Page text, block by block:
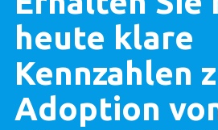
heute klare
Kennzahlen
Adoption